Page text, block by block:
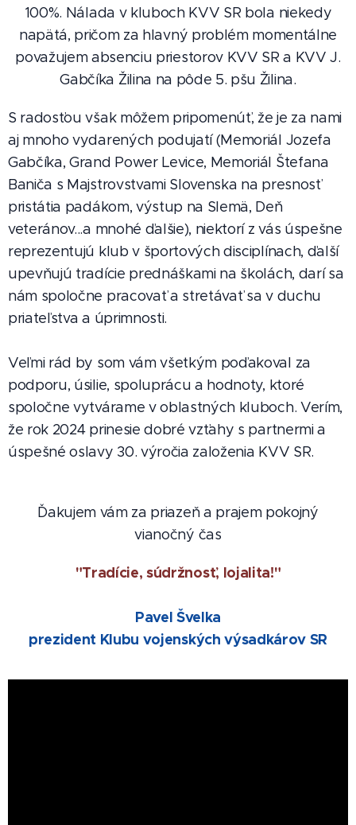
100%. Nálada v kluboch KVV SR bola niekedy
napätá, pričom za hlavný problém momentálne
považujem absenciu priestorov KVV SR a KVV J.
Gabčíka Žilina na pôde 5. pšu Žilina.
S radosťou však môžem pripomenúť, že je za nami
aj mnoho vydarených podujatí (Memoriál Jozefa
Gabčíka, Grand Power Levice, Memoriál Štefana
Baniča s Majstrovstvami Slovenska na presnosť
pristátia padákom, výstup na Slemä, Deň
veteránov...a mnohé ďalšie), niektorí z vás úspešne
reprezentujú klub v športových disciplínach, ďalší
upevňujú tradície prednáškami na školách, darí sa
nám spoločne pracovať a stretávať sa v duchu
priateľstva a úprimnosti.
Veľmi rád by som vám všetkým poďakoval za
podporu, úsilie, spoluprácu a hodnoty, ktoré
spoločne vytvárame v oblastných kluboch. Verím,
že rok 2024 prinesie dobré vzťahy s partnermi a
úspešné oslavy 30. výročia založenia KVV SR.
Ďakujem vám za priazeň a prajem pokojný
vianočný čas
"Tradície, súdržnosť, lojalita!"
Pavel Švelka
prezident Klubu vojenských výsadkárov SR